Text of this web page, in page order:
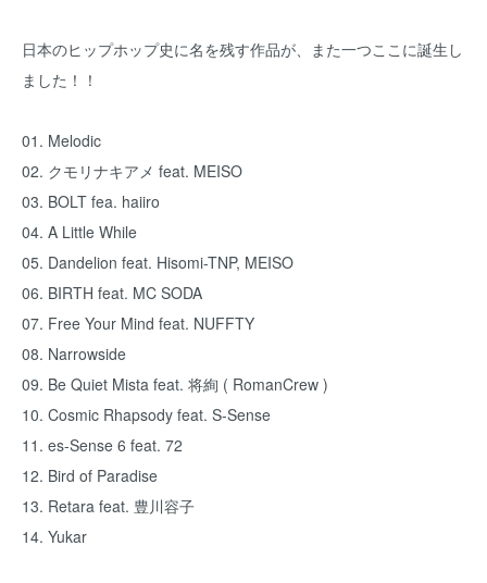
日本のヒップホップ史に名を残す作品が、また一つここに誕生し
ました！！
01. Melodic
02. クモリナキアメ feat. MEISO
03. BOLT fea. haiiro
04. A Little While
05. Dandelion feat. Hisomi-TNP, MEISO
06. BIRTH feat. MC SODA
07. Free Your Mind feat. NUFFTY
08. Narrowside
09. Be Quiet Mista feat. 将絢 ( RomanCrew )
10. Cosmic Rhapsody feat. S-Sense
11. es-Sense 6 feat. 72
12. Bird of Paradise
13. Retara feat. 豊川容子
14. Yukar